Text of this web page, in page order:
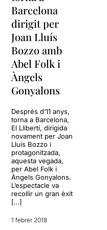
Barcelona
dirigit per
Joan Lluís
Bozzo amb
Abel Folk i
Àngels
Gonyalons
Després d’11 anys,
torna a Barcelona,
El Llibertí, dirigida
novament per Joan
Lluís Bozzo i
protagonitzada,
aquesta vegada,
per Abel Folk i
Àngels Gonyalons.
L’espectacle va
recollir un gran èxit
[…]
1 febrer 2018